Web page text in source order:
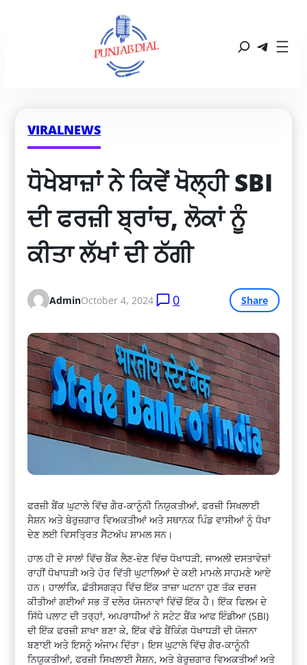
VIRALNEWS
ਧੋਖੇਬਾਜ਼ਾਂ ਨੇ ਕਿਵੇਂ ਖੋਲ੍ਹੀ SBI
ਦੀ ਫਰਜ਼ੀ ਬ੍ਰਾਂਚ, ਲੋਕਾਂ ਨੂੰ
ਕੀਤਾ ਲੱਖਾਂ ਦੀ ਠੱਗੀ
AdminOctober 4, 2024 0 Share
ਫਰਜ਼ੀ ਬੈਂਕ ਘੁਟਾਲੇ ਵਿੱਚ ਗੈਰ-ਕਾਨੂੰਨੀ ਨਿਯੁਕਤੀਆਂ, ਫਰਜ਼ੀ ਸਿਖਲਾਈ
ਸੈਸ਼ਨ ਅਤੇ ਬੇਰੁਜ਼ਗਾਰ ਵਿਅਕਤੀਆਂ ਅਤੇ ਸਥਾਨਕ ਪਿੰਡ ਵਾਸੀਆਂ ਨੂੰ ਧੋਖਾ
ਦੇਣ ਲਈ ਵਿਸਤ੍ਰਿਤ ਸੈੱਟਅੱਪ ਸ਼ਾਮਲ ਸਨ।
ਹਾਲ ਹੀ ਦੇ ਸਾਲਾਂ ਵਿੱਚ ਬੈਂਕ ਲੈਣ-ਦੇਣ ਵਿੱਚ ਧੋਖਾਧੜੀ, ਜਾਅਲੀ ਦਸਤਾਵੇਜ਼ਾਂ
ਰਾਹੀਂ ਧੋਖਾਧੜੀ ਅਤੇ ਹੋਰ ਵਿੱਤੀ ਘੁਟਾਲਿਆਂ ਦੇ ਕਈ ਮਾਮਲੇ ਸਾਹਮਣੇ ਆਏ
ਹਨ। ਹਾਲਾਂਕਿ, ਛੱਤੀਸਗੜ੍ਹ ਵਿੱਚ ਇੱਕ ਤਾਜ਼ਾ ਘਟਨਾ ਹੁਣ ਤੱਕ ਦਰਜ
ਕੀਤੀਆਂ ਗਈਆਂ ਸਭ ਤੋਂ ਦਲੇਰ ਯੋਜਨਾਵਾਂ ਵਿੱਚੋਂ ਇੱਕ ਹੈ। ਇੱਕ ਫਿਲਮ ਦੇ
ਸਿੱਧੇ ਪਲਾਟ ਦੀ ਤਰ੍ਹਾਂ, ਅਪਰਾਧੀਆਂ ਨੇ ਸਟੇਟ ਬੈਂਕ ਆਫ ਇੰਡੀਆ (SBI)
ਦੀ ਇੱਕ ਫਰਜ਼ੀ ਸ਼ਾਖਾ ਬਣਾ ਕੇ, ਇੱਕ ਵੱਡੇ ਬੈਂਕਿੰਗ ਧੋਖਾਧੜੀ ਦੀ ਯੋਜਨਾ
ਬਣਾਈ ਅਤੇ ਇਸਨੂੰ ਅੰਜਾਮ ਦਿੱਤਾ। ਇਸ ਘੁਟਾਲੇ ਵਿੱਚ ਗੈਰ-ਕਾਨੂੰਨੀ
ਨਿਯੁਕਤੀਆਂ, ਫਰਜ਼ੀ ਸਿਖਲਾਈ ਸੈਸ਼ਨ, ਅਤੇ ਬੇਰੁਜ਼ਗਾਰ ਵਿਅਕਤੀਆਂ ਅਤੇ